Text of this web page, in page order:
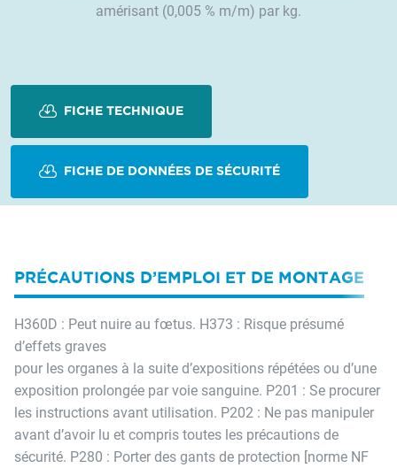
amérisant (0,005 % m/m) par kg.
FICHE TECHNIQUE
FICHE DE DONNÉES DE SÉCURITÉ
PRÉCAUTIONS D’EMPLOI ET DE MONTAGE
H360D : Peut nuire au fœtus. H373 : Risque présumé
d’effets graves
pour les organes à la suite d’expositions répétées ou d’une
exposition prolongée par voie sanguine. P201 : Se procurer
les instructions avant utilisation. P202 : Ne pas manipuler
avant d’avoir lu et compris toutes les précautions de
sécurité. P280 : Porter des gants de protection [norme NF